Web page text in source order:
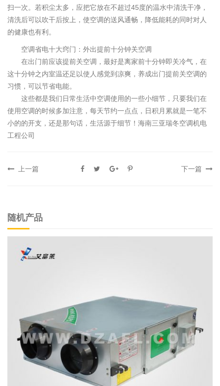
扫一次。若积尘太多，应把它放在不超过45度的温水中清洗干净，
清洗后可以吹干后按上，使空调的送风通畅，降低能耗的同时对人
的健康也有利。
空调省电十大窍门：外出提前十分钟关空调
在出门前应该提前关空调，最好是离家前十分钟即关冷气，在
这十分钟之内室温还足以使人感觉到凉爽，养成出门提前关空调的
习惯，可以节省电能。
这些都是我们日常生活中空调使用的一些小细节，只要我们在
使用空调的时候多加注意，每天节约一点点，日积月累就是一笔不
小的的开支，还是那句话，生活源于细节！海南三亚瑞冬空调机电
工程公司
上一篇 下一篇
随机产品